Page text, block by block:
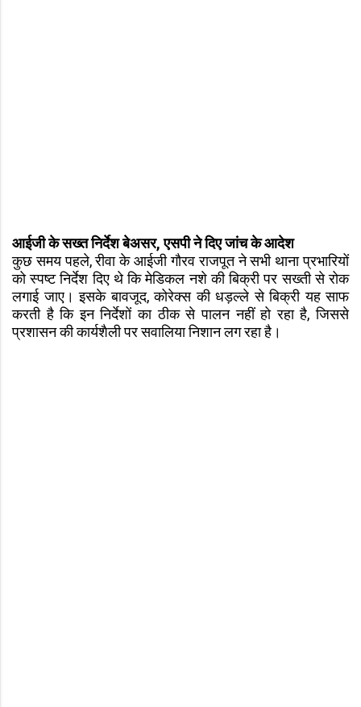
आईजी के सख्त निर्देश बेअसर, एसपी ने दिए जांच के आदेश
कुछ समय पहले, रीवा के आईजी गौरव राजपूत ने सभी थाना प्रभारियों
को स्पष्ट निर्देश दिए थे कि मेडिकल नशे की बिक्री पर सख्ती से रोक
लगाई जाए। इसके बावजूद, कोरेक्स की धड़ल्ले से बिक्री यह साफ
करती है कि इन निर्देशों का ठीक से पालन नहीं हो रहा है, जिससे
प्रशासन की कार्यशैली पर सवालिया निशान लग रहा है।